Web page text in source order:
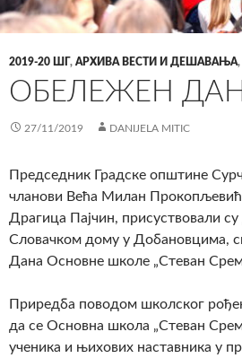
2019-20 ШГ, АРХИВА ВЕСТИ И ДЕШАВАЊА,
ОБЕЛЕЖЕН
27/11/2019 DANIJELA MITIC
Председник Градске општине
чланови Већа Милан
Драгица Пајчин, присуствовали
Словачком дому у Добановцима,
Дана Основне школе „Стеван
Приредба поводом школског
да се Основна школа „Стеван
ученика и њихових наставника у